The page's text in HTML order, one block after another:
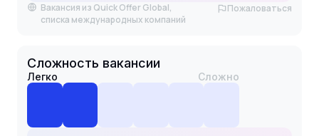
Вакансия из Quick Offer Global,
списка международных компаний
Пожаловаться
Сложность вакансии
Легко Сложно